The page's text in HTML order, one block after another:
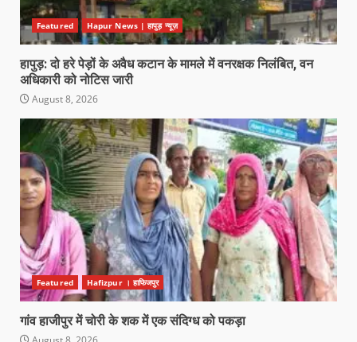
Featured Hapur News | हापुड़ न्यूज़
हापुड़: दो हरे पेड़ों के अवैध कटान के मामले में वनरक्षक निलंबित, वन
अधिकारी को नोटिस जारी
August 8, 2026
Featured Hafizpur । हाफिजपुर
गांव हाजीपुर में चोरी के शक में एक संदिग्ध को पकड़ा